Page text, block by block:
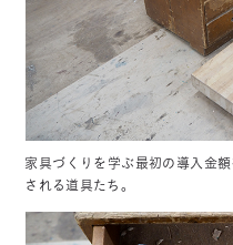
家具づくりを学ぶ最初の導入金
される道具たち。